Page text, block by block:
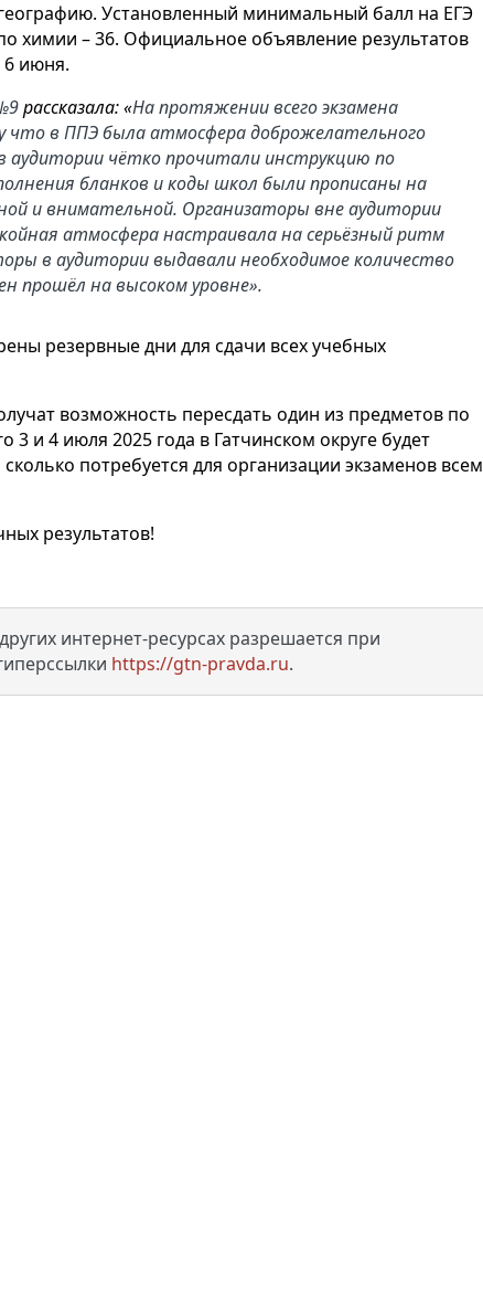
Установленный минимальный балл на ЕГЭ
химии – 36. Официальное объявление результатов
6 июня.
рассказала: «На протяжении всего экзамена
что в ППЭ была атмосфера доброжелательного
чётко прочитали инструкцию по
бланков и коды школ были прописаны на
и внимательной. Организаторы вне аудитории
атмосфера настраивала на серьёзный ритм
в аудитории выдавали необходимое количество
прошёл на высоком уровне».
резервные дни для сдачи всех учебных
возможность пересдать один из предметов по
и 4 июля 2025 года в Гатчинском округе будет
потребуется для организации экзаменов всем
результатов!
интернет-ресурсах разрешается при
https://gtn-pravda.ru.